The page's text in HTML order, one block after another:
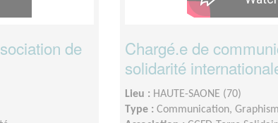
de
Chargé.e de
solidarité
Lieu : HAUTE-SAONE (70)
Type : Communication,